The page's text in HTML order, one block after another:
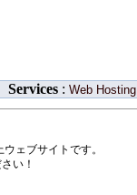
Services : Web Hosting
ェブサイトです。
い！